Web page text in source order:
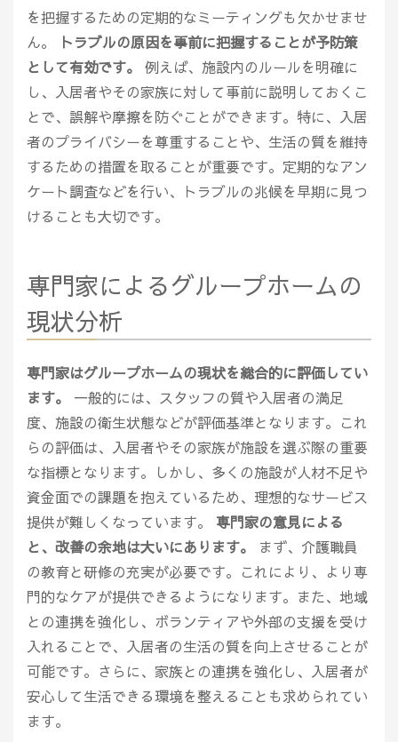
を把握するための定期的なミーティングも欠かせませ
ん。
トラブルの原因を事前に把握することが予防策
として有効です。
例えば、施設内のルールを明確に
し、入居者やその家族に対して事前に説明しておくこ
とで、誤解や摩擦を防ぐことができます。特に、入居
者のプライバシーを尊重することや、生活の質を維持
するための措置を取ることが重要です。定期的なアン
ケート調査などを行い、トラブルの兆候を早期に見つ
けることも大切です。
専門家によるグループホームの
現状分析
専門家はグループホームの現状を総合的に評価してい
ます。
一般的には、スタッフの質や入居者の満足
度、施設の衛生状態などが評価基準となります。これ
らの評価は、入居者やその家族が施設を選ぶ際の重要
な指標となります。しかし、多くの施設が人材不足や
資金面での課題を抱えているため、理想的なサービス
提供が難しくなっています。 専門家の意見による
と、改善の余地は大いにあります。
まず、介護職員
の教育と研修の充実が必要です。これにより、より専
門的なケアが提供できるようになります。また、地域
との連携を強化し、ボランティアや外部の支援を受け
入れることで、入居者の生活の質を向上させることが
可能です。さらに、家族との連携を強化し、入居者が
安心して生活できる環境を整えることも求められてい
ます。